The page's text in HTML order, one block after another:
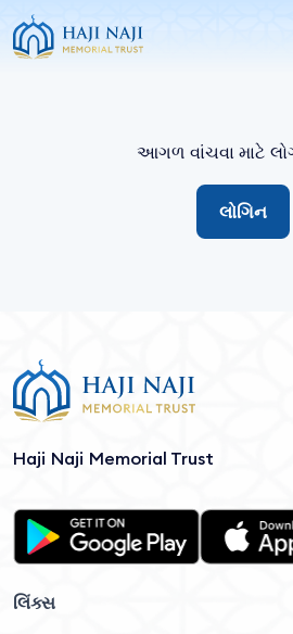
આગળ વાંચવા માટે
લોગિન
Haji Naji Memorial Trust
લિંક્સ